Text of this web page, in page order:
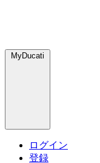
MyDucati
ログイン
登録